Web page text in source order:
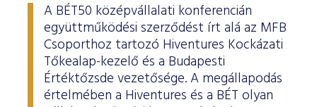
A BÉT50 középvállalati konferencián
együttműködési szerződést írt alá az MFB
Csoporthoz tartozó Hiventures Kockázati
Tőkealap-kezelő és a Budapesti
Értéktőzsde vezetősége. A megállapodás
értelmében a Hiventures és a BÉT olyan